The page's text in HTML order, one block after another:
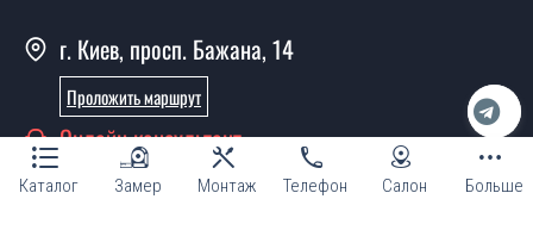
Каталог Замер Монтаж Телефон Салон Больше
У вас есть в наличии готовые
межкомнатные двери фаворит?
Да, мы имеем большой ассортимент готовых
межкомнатных дверей ТМ Фаворит.
г. Киев, просп. Бажана, 14
Проложить маршрут
Онлайн консультант